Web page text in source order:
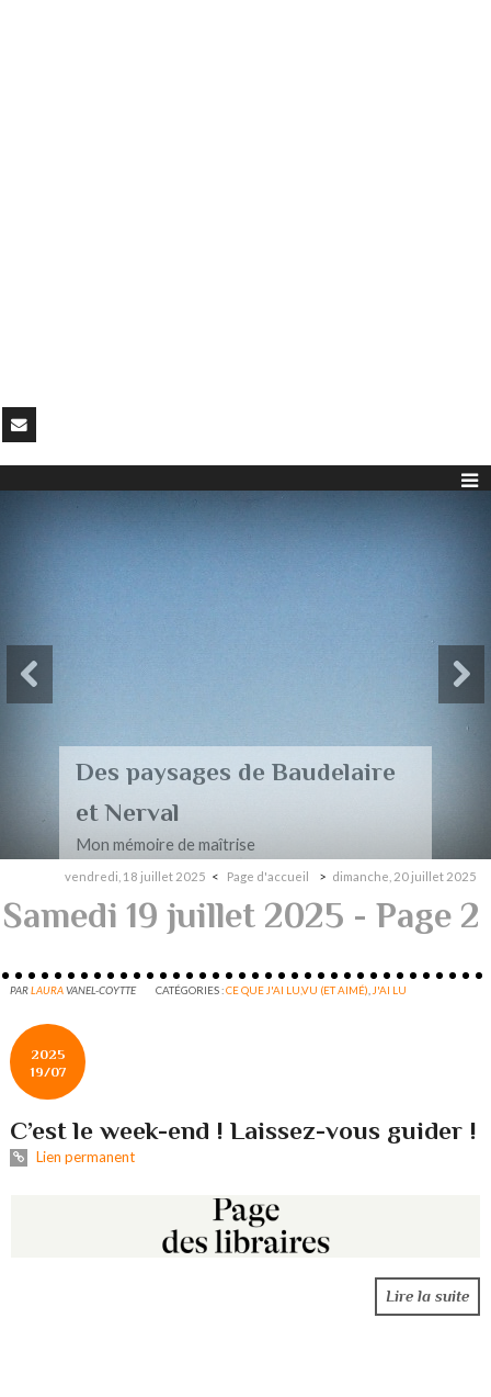
Des paysages de Baudelaire
et Nerval
Mon mémoire de maîtrise
vendredi, 18 juillet 2025 Page d'accueil dimanche, 20 juillet 2025
Samedi 19 juillet 2025 - Page 2
PARLAURAVANEL-COYTTE CATÉGORIES :CE QUE J'AI LU,VU (ET AIMÉ) J'AI LU
2025
19/07
C’est le week-end ! Laissez-vous guider !
Lien permanent
Lire la suite